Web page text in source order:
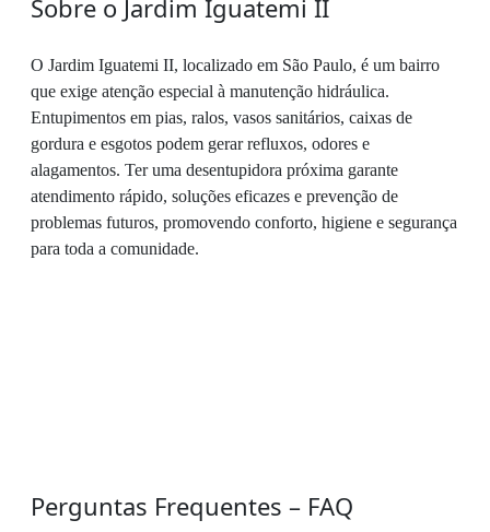
Sobre o Jardim Iguatemi II
O Jardim Iguatemi II, localizado em São Paulo, é um bairro
que exige atenção especial à manutenção hidráulica.
Entupimentos em pias, ralos, vasos sanitários, caixas de
gordura e esgotos podem gerar refluxos, odores e
alagamentos. Ter uma desentupidora próxima garante
atendimento rápido, soluções eficazes e prevenção de
problemas futuros, promovendo conforto, higiene e segurança
para toda a comunidade.
Perguntas Frequentes – FAQ